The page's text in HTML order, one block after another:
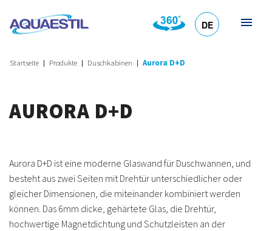
DE
Startseite Produkte Duschkabinen Aurora D+D
AURORA D+D
Aurora D+D ist eine moderne Glaswand für Duschwannen, und
besteht aus zwei Seiten mit Drehtür unterschiedlicher oder
gleicher Dimensionen, die miteinander kombiniert werden
können. Das 6mm dicke, gehärtete Glas, die Drehtür,
hochwertige Magnetdichtung und Schutzleisten an der